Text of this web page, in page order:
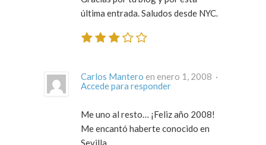
última entrada. Saludos desde NYC.
Carlos Mantero
en enero 1, 2008 ·
Accede para responder
Me uno al resto… ¡Feliz año 2008!
Me encantó haberte conocido en
Sevilla.